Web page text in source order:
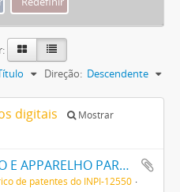
Direção: Descendente
digitais
Mostrar
UM PROCESSO E APPARELHO PARA DAR FORMA A FILAMENTOS PARA LAMPADAS ELECTRICAS DE INCANDESCENCIA
de patentes do INPI-12550